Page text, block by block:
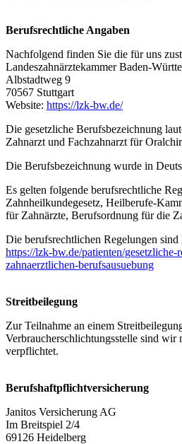
Berufsrechtliche Angaben
Nachfolgend finden Sie die für uns
Landeszahnärztekammer Baden-
Albstadtweg 9
70567 Stuttgart
Website: https://lzk-bw.de/
Die gesetzliche Berufsbezeichnung
Zahnarzt und Fachzahnarzt für
Die Berufsbezeichnung wurde in
Es gelten folgende berufsrechtliche
Zahnheilkundegesetz, Heilberufe-
für Zahnärzte, Berufsordnung für die
Die berufsrechtlichen Regelungen sind
https://lzk-bw.de/patienten/gesetzliche-
zahnaerztlichen-berufsausuebung
Streitbeilegung
Zur Teilnahme an einem
Verbraucherschlichtungsstelle sind wir
verpflichtet.
Berufshaftpflichtversicherung
Janitos Versicherung AG
Im Breitspiel 2/4
69126 Heidelberg